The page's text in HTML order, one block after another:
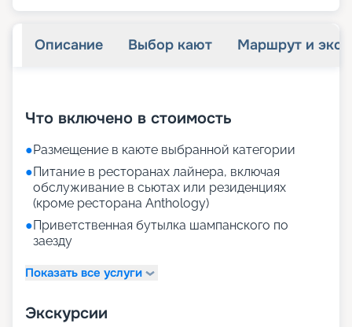
Описание Выбор кают Маршрут и
Что включено в стоимость
●Размещение в каюте выбранной категории
●Питание в ресторанах лайнера, включая
обслуживание в сьютах или резиденциях
(кроме ресторана Anthology)
●Приветственная бутылка шампанского по
заезду
Показать все услуги
Экскурсии